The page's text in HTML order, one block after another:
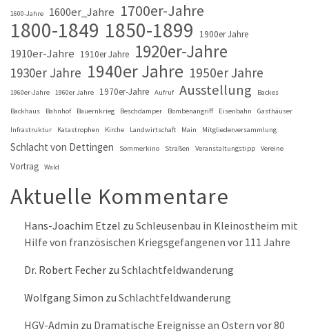
1600-Jahre 1600er_Jahre 1700er-Jahre
1800-1849 1850-1899 1900er Jahre
1910er-Jahre 1910er Jahre 1920er-Jahre
1930er Jahre 1940er Jahre 1950er Jahre
1960er-Jahre 1960er Jahre 1970er-Jahre Aufruf Ausstellung Backes
Backhaus Bahnhof Bauernkrieg Beschdamper Bombenangriff Eisenbahn Gasthäuser
Infrastruktur Katastrophen Kirche Landwirtschaft Main Mitgliederversammlung
Schlacht von Dettingen Sommerkino Straßen Veranstaltungstipp Vereine
Vortrag Wald
Aktuelle Kommentare
Hans-Joachim Etzel zu Schleusenbau in Kleinostheim mit
Hilfe von französischen Kriegsgefangenen vor 111 Jahre
Dr. Robert Fecher zu Schlachtfeldwanderung
Wolfgang Simon zu Schlachtfeldwanderung
HGV-Admin zu Dramatische Ereignisse an Ostern vor 80